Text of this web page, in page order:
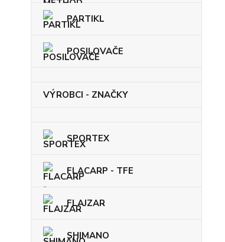
PARTIKL
POSILOVAČE
VÝROBCI - ZNAČKY
SPORTEX
FLACARP - TFE
FLAJZAR
SHIMANO